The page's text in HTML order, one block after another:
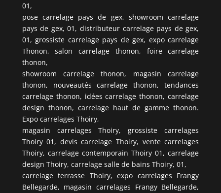
01,
pose carrelage pays de gex, showroom carrelage
pays de gex, 01, distributeur carrelage pays de gex,
01, grossiste carrelage pays de gex, expo carrelage
Thonon, salon carrelage thonon, foire carrelage
thonon,
showroom carrelage thonon, magasin carrelage
thonon, nouveautés carrelage thonon, tendances
carrelage thonon, idées carrelage thonon, carrelage
design thonon, carrelage haut de gamme thonon.
Expo carrelages Thoiry,
magasin carrelages Thoiry, grossiste carrelages
Thoiry 01, devis carrelage Thoiry, vente carrelages
Thoiry, carrelage contemporain Thoiry 01, carrelage
design Thoiry, carrelage salle de bains Thoiry, 01,
carrelage terrasse Thoiry, expo carrelages Frangy
Bellegarde, magasin carrelages Frangy Bellegarde,